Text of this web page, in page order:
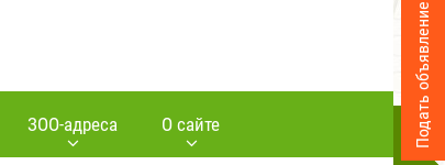
ЗОО-адреса О сайте Подать объявление